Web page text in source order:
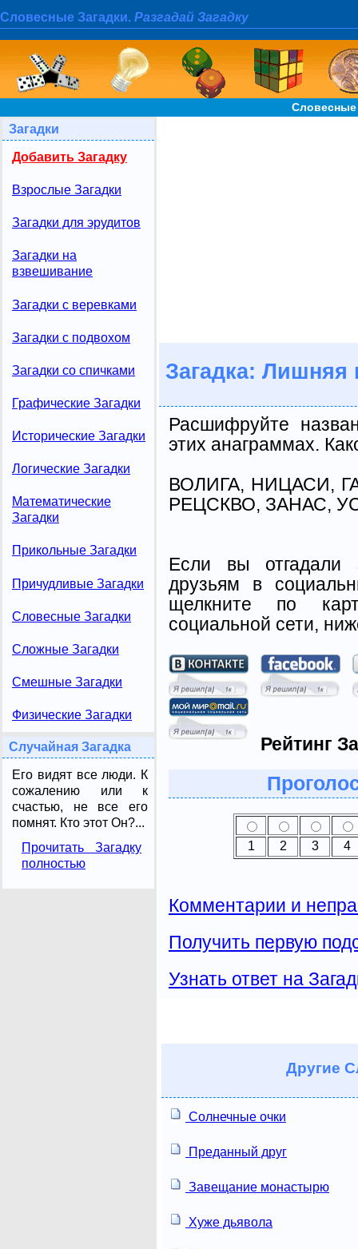
Словесные Загадки. Разгадай Загадку
Словесные
Загадки
Добавить Загадку
Взрослые Загадки
Загадки для эрудитов
Загадки на
взвешивание
Загадки с веревками
Загадки с подвохом
Загадки со спичками
Графические Загадки
Исторические Загадки
Логические Загадки
Математические
Загадки
Прикольные Загадки
Причудливые Загадки
Словесные Загадки
Сложные Загадки
Смешные Загадки
Физические Загадки
Случайная Загадка
Его видят все люди. К
сожалению или к
счастью, не все его
помнят. Кто этот Он?...
Прочитать Загадку
полностью
Загадка: Лишняя
Расшифруйте
этих анаграммах.
ВОЛИГА, НИЦАСИ,
РЕЦСКВО, ЗАНАС,
Если вы отгадали
друзьям в
щелкните по
социальной сети,
Рейтинг
1 2 3 4
Комментарии и
Получить первую
Узнать ответ на
Другие
Солнечные очки
Преданный друг
Завещание монастырю
Хуже дьявола